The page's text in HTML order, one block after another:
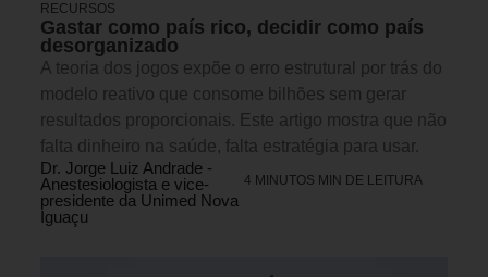
RECURSOS
Gastar como país rico, decidir como país
desorganizado
A teoria dos jogos expõe o erro estrutural por trás do
modelo reativo que consome bilhões sem gerar
resultados proporcionais. Este artigo mostra que não
falta dinheiro na saúde, falta estratégia para usar.
Dr. Jorge Luiz Andrade -
Anestesiologista e vice-
presidente da Unimed Nova
Iguaçu
4 MINUTOS MIN DE LEITURA